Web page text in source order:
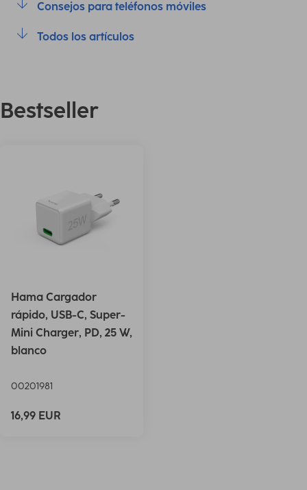
Consejos para teléfonos móviles
Todos los artículos
Bestseller
Hama Cargador
rápido, USB-C, Super-
Mini Charger, PD, 25 W,
blanco
00201981
16,99 EUR